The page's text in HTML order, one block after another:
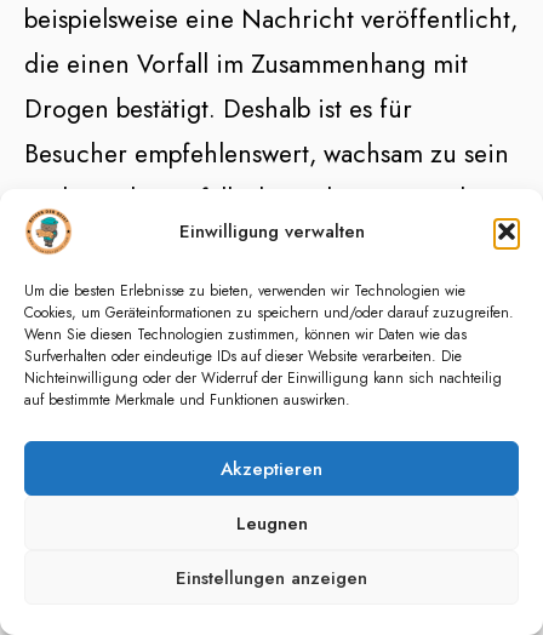
Einwilligung verwalten
Um die besten Erlebnisse zu bieten, verwenden wir Technologien wie
Cookies, um Geräteinformationen zu speichern und/oder darauf zuzugreifen.
Wenn Sie diesen Technologien zustimmen, können wir Daten wie das
Surfverhalten oder eindeutige IDs auf dieser Website verarbeiten. Die
Nichteinwilligung oder der Widerruf der Einwilligung kann sich nachteilig
auf bestimmte Merkmale und Funktionen auswirken.
Akzeptieren
Leugnen
Einstellungen anzeigen
beispielsweise eine Nachricht veröffentlicht,
die einen Vorfall im Zusammenhang mit
Drogen bestätigt. Deshalb ist es für
Besucher empfehlenswert, wachsam zu sein
und gegebenenfalls das Gebiet zu meiden.
Lesen Sie auch:Die 15
schönsten Strände von
Sizilien (Infos, Tipps und
Fotos)